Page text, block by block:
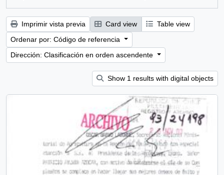
Imprimir vista previa Card view
Table view
Ordenar por: Código de referencia
Dirección: Clasificación en orden ascendente
Show 1 results with digital objects